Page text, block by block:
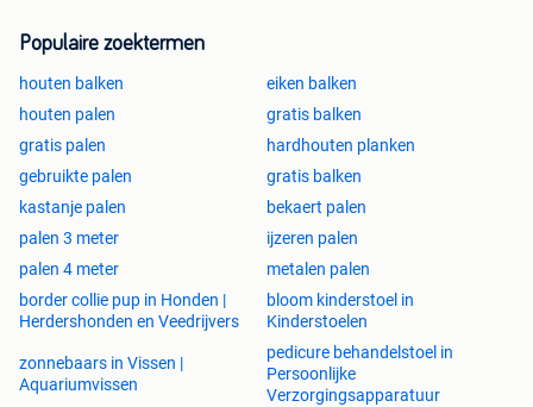
Populaire zoektermen
houten balken
eiken balken
houten palen
gratis balken
gratis palen
hardhouten planken
gebruikte palen
gratis balken
kastanje palen
bekaert palen
palen 3 meter
ijzeren palen
palen 4 meter
metalen palen
border collie pup in Honden |
Herdershonden en Veedrijvers
bloom kinderstoel in
Kinderstoelen
zonnebaars in Vissen |
Aquariumvissen
pedicure behandelstoel in
Persoonlijke
Verzorgingsapparatuur